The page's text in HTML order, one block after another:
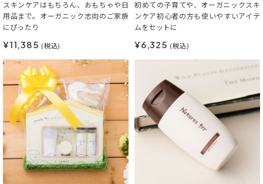
スキンケアはもちろん、おもちゃや日
用品まで。オーガニック志向のご家族
にぴったり
¥11,385 (税込)
初めての子育てや、オーガニックスキ
ンケア初心者の方も使いやすいアイテ
ムをセットに
¥6,325 (税込)